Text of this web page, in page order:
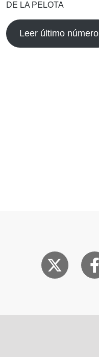
DE LA PELOTA
Leer último número